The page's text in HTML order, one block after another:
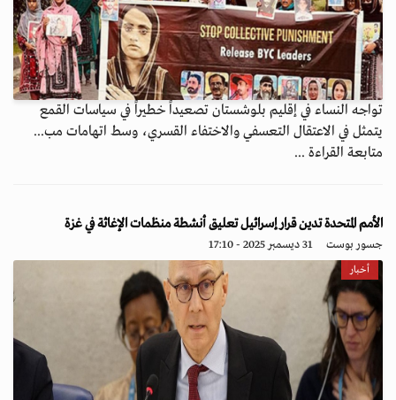
تواجه النساء في إقليم بلوشستان تصعيداً خطيراً في سياسات القمع
يتمثل في الاعتقال التعسفي والاختفاء القسري، وسط اتهامات مب...
متابعة القراءة ...
الأمم المتحدة تدين قرار إسرائيل تعليق أنشطة منظمات الإغاثة في غزة
جسور بوست 31 ديسمبر 2025 - 17:10
أخبار